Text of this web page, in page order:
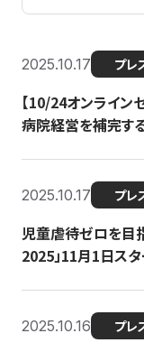
2025.10.17 プレ
【10/24オンライン
病院経営を補完す
2025.10.17 プレ
児童虐待ゼロを目
2025」11月1日スタ
2025.10.16 プレ